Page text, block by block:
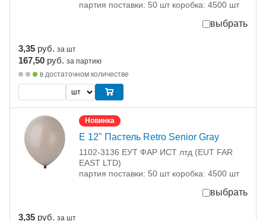
партия поставки: 50 шт коробка: 4500 шт
выбрать
3,35 руб. за шт
167,50 руб. за партию
в достаточном количестве
Новинка
Е 12" Пастель Retro Senior Gray
1102-3136 ЕУТ ФАР ИСТ лтд (EUT FAR
EAST LTD)
партия поставки: 50 шт коробка: 4500 шт
выбрать
3,35 руб. за шт